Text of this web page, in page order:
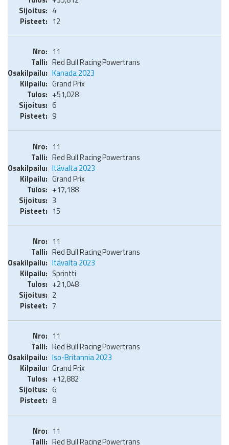
4
12
11
Red Bull Racing Powertrans
Kanada 2023
Grand Prix
+51,028
6
9
11
Red Bull Racing Powertrans
Itävalta 2023
Grand Prix
+17,188
3
15
11
Red Bull Racing Powertrans
Itävalta 2023
Sprintti
+21,048
2
7
11
Red Bull Racing Powertrans
Iso-Britannia 2023
Grand Prix
+12,882
6
8
11
Red Bull Racing Powertrans